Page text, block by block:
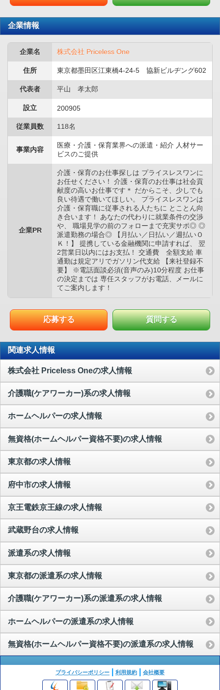
企業情報
企業名 株式会社 Priceless One
住所 東京都墨田区江東橋4-24-5 協新ビルヂング602
代表者 平山 孝太郎
設立 200905
従業員数 118名
事業内容
医療・介護・保育業界への派遣・紹介 人材サー
ビスのご提供
企業PR
介護・保育のお仕事探しは プライスレスワンに
お任せください！ 介護・保育のお仕事は社会貢
献度の高いお仕事です＊ だからこそ、少しでも
良い待遇で働いてほしい。 プライスレスワンは
介護・保育職に従事される人たちに とことん向
き合います！ あなたの代わりに就業条件の交渉
や、 職場見学の前のフォローまで充実サポ◎ ◎
派遣勤務の場合◎ 【月払い／日払い／週払いＯ
Ｋ！】 提携している金融機関に申請すれば、 翌
2営業日以内にはお支払！ 交通費 全額支給 車
通勤は規定アリでガソリン代支給 【来社登録不
要】 ※電話面談必須(音声のみ)10分程度 お仕事
の決定までは 専任スタッフがお電話、メールに
てご案内します！
応募する 質問する
関連求人情報
株式会社 Priceless Oneの求人情報
介護職(ケアワーカー)系の求人情報
ホームヘルパーの求人情報
無資格(ホームヘルパー資格不要)の求人情報
東京都の求人情報
府中市の求人情報
京王電鉄京王線の求人情報
武蔵野台の求人情報
派遣系の求人情報
東京都の派遣系の求人情報
介護職(ケアワーカー)系の派遣系の求人情報
ホームヘルパーの派遣系の求人情報
無資格(ホームヘルパー資格不要)の派遣系の求人情報
プライバシーポリシー 利用規約 会社概要